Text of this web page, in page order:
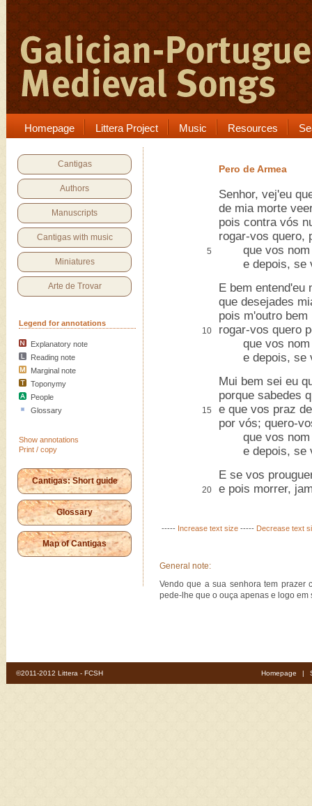
Homepage Littera Project Music Resources
Cantigas
Authors
Manuscripts
Cantigas with music
Miniatures
Arte de Trovar
Legend for annotations
Explanatory note
Reading note
Marginal note
Toponymy
People
Glossary
Show annotations
Print / copy
Cantigas: Short guide
Glossary
Map of Cantigas
Pero de Armea
Senhor, vej'eu
de mia morte
pois contra vós
rogar-vos quero,
5
que vos nom
e depois, se
E bem entend'eu
que desejades
pois m'outro
10
rogar-vos quero
que vos nom
e depois, se
Mui bem sei eu
porque sabedes
15
e que vos praz
por vós; quero-
que vos nom
e depois, se
E se vos
20 e pois morrer,
----- Increase text size ----- Decrease text
General note:
Vendo que a sua senhora tem prazer
pede-lhe que o ouça apenas e logo em
©2011-2012 Littera - FCSH Homepage |